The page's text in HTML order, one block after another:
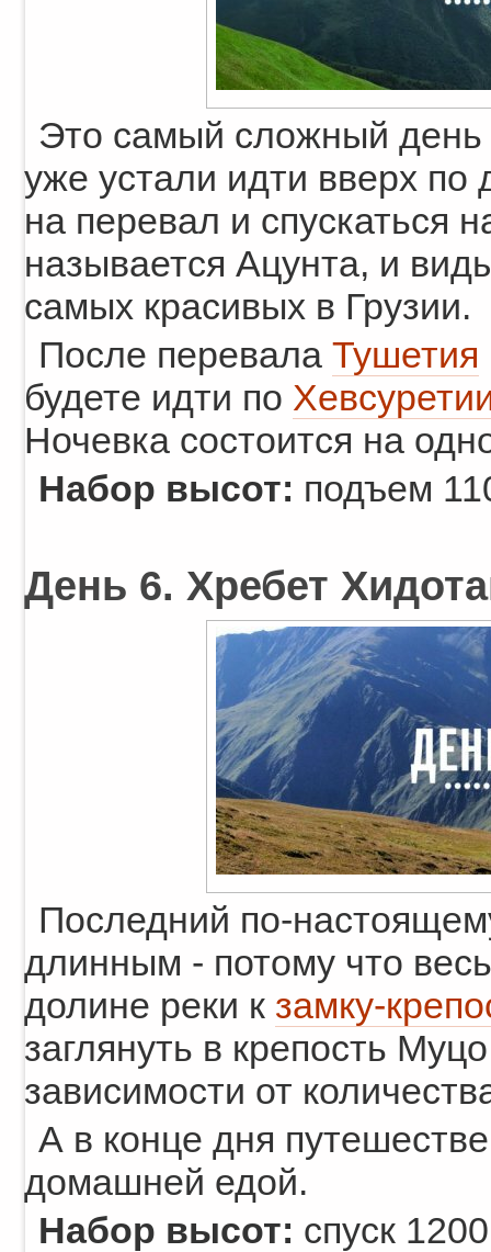
Это самый сложный
уже устали идти вверх по
на перевал и спускаться
называется Ацунта, и
самых красивых в Грузии.
После перевала Тушетия
будете идти по
Ночевка состоится на
Набор высот: подъем
День 6. Хребет
Последний по-
длинным - потому что
долине реки к замку-
заглянуть в крепость
зависимости от
А в конце дня
домашней едой.
Набор высот: спуск